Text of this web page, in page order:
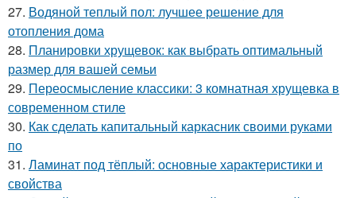
27. Водяной теплый пол: лучшее решение для
отопления дома
28. Планировки хрущевок: как выбрать оптимальный
размер для вашей семьи
29. Переосмысление классики: 3 комнатная хрущевка в
современном стиле
30. Как сделать капитальный каркасник своими руками
по
31. Ламинат под тёплый: основные характеристики и
свойства